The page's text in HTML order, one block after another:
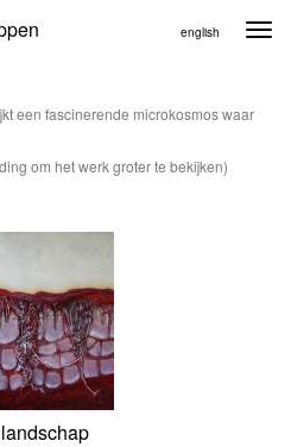
english
een fascinerende microkosmos waar
om het werk groter te bekijken)